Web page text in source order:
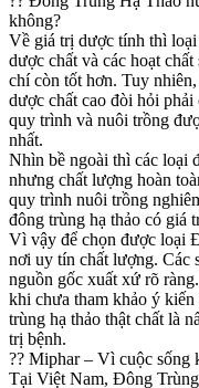
không?
Về giá trị dược tính thì
dược chất và các hoạt
chí còn tốt hơn. Tuy
dược chất cao đòi hỏi
quy trình và nuôi trồng
nhất.
Nhìn bề ngoài thì các loại
nhưng chất lượng hoàn
quy trình nuôi trồng
đông trùng hạ thảo có giá
Vì vậy để chọn được loại
nơi uy tín chất lượng. Các
nguồn gốc xuất xứ rõ
khi chưa tham khảo ý
trùng hạ thảo thật chất là
trị bệnh.
?? Miphar – Vì cuộc sống
Tại Việt Nam, Đông